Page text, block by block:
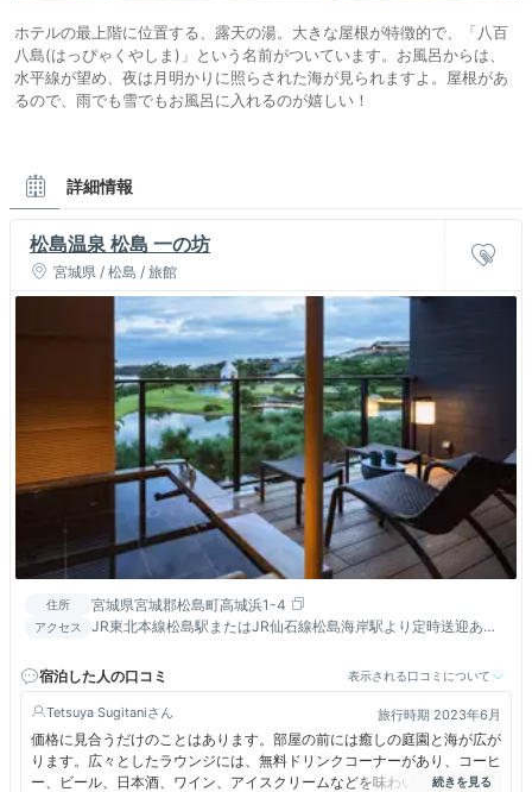
ホテルの最上階に位置する、露天の湯。大きな屋根が特徴的で、「八百
八島(はっぴゃくやしま)」という名前がついています。お風呂からは、
水平線が望め、夜は月明かりに照らされた海が見られますよ。屋根があ
るので、雨でも雪でもお風呂に入れるのが嬉しい！
詳細情報
松島温泉 松島 一の坊
宮城県 / 松島 / 旅館
住所 宮城県宮城郡松島町高城浜1-4
アクセス
JR東北本線松島駅またはJR仙石線松島海岸駅より定時送迎あり
宿泊した人の口コミ
表示される口コミについて
Tetsuya Sugitani 旅行時期 2023年6月
価格に見合うだけのことはあります。部屋の前には癒しの庭園と海が広が
ります。広々としたラウンジには、無料ドリンクコーナーがあり、コーヒ
ー、ビール、日本酒、ワイン、アイスクリームなどを味わいながらの談笑